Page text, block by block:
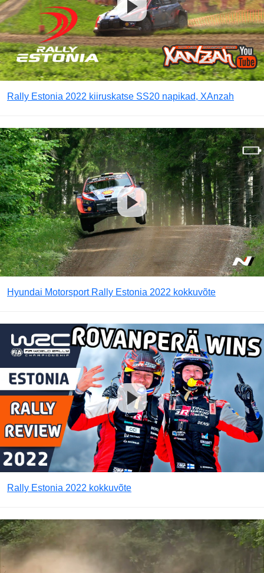
Rally Estonia 2022 kiiruskatse SS20 napikad, XAnzah
Hyundai Motorsport Rally Estonia 2022 kokkuvõte
Rally Estonia 2022 kokkuvõte